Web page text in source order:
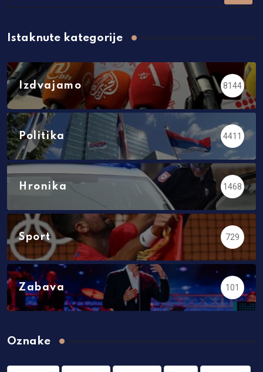
Istaknute kategorije
Izdvajamo 8144
Politika 4411
Hronika 1468
Sport 729
Zabava 101
Oznake